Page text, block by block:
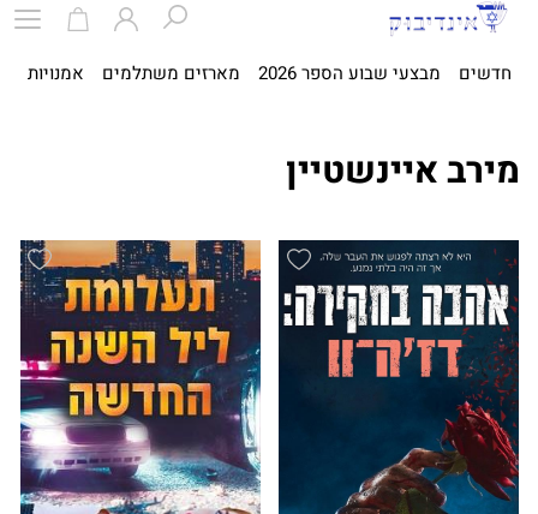
חדשים מבצעי שבוע הספר 2026 מארזים משתלמים אמנויות
מירב איינשטיין